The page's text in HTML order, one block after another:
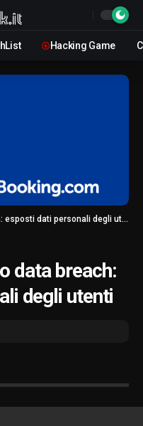
Hacking Game
dati personali degli utenti
data breach:
degli utenti